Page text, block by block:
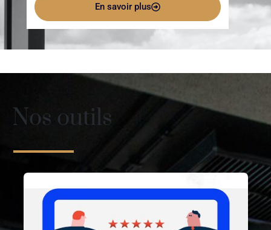
En savoir plus
Nos outils